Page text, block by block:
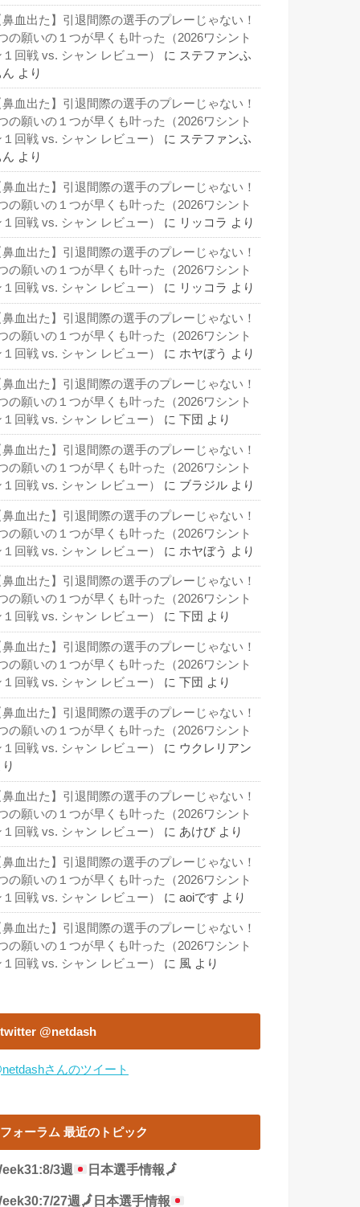
鼻血出た】引退間際の選手のプレーじゃない！
の願いの１つが早くも叶った（2026ワシント
１回戦 vs. シャン レビュー）
に ステファンふ
ん より
鼻血出た】引退間際の選手のプレーじゃない！
の願いの１つが早くも叶った（2026ワシント
１回戦 vs. シャン レビュー）
に ステファンふ
ん より
鼻血出た】引退間際の選手のプレーじゃない！
の願いの１つが早くも叶った（2026ワシント
１回戦 vs. シャン レビュー）
に リッコラ より
鼻血出た】引退間際の選手のプレーじゃない！
の願いの１つが早くも叶った（2026ワシント
１回戦 vs. シャン レビュー）
に リッコラ より
鼻血出た】引退間際の選手のプレーじゃない！
の願いの１つが早くも叶った（2026ワシント
１回戦 vs. シャン レビュー）
に ホヤぼう より
鼻血出た】引退間際の選手のプレーじゃない！
の願いの１つが早くも叶った（2026ワシント
１回戦 vs. シャン レビュー）
に 下団 より
鼻血出た】引退間際の選手のプレーじゃない！
の願いの１つが早くも叶った（2026ワシント
１回戦 vs. シャン レビュー）
に ブラジル より
鼻血出た】引退間際の選手のプレーじゃない！
の願いの１つが早くも叶った（2026ワシント
１回戦 vs. シャン レビュー）
に ホヤぼう より
鼻血出た】引退間際の選手のプレーじゃない！
の願いの１つが早くも叶った（2026ワシント
１回戦 vs. シャン レビュー）
に 下団 より
鼻血出た】引退間際の選手のプレーじゃない！
の願いの１つが早くも叶った（2026ワシント
１回戦 vs. シャン レビュー）
に 下団 より
鼻血出た】引退間際の選手のプレーじゃない！
の願いの１つが早くも叶った（2026ワシント
１回戦 vs. シャン レビュー）
に ウクレリアン
鼻血出た】引退間際の選手のプレーじゃない！
の願いの１つが早くも叶った（2026ワシント
１回戦 vs. シャン レビュー）
に あけび より
鼻血出た】引退間際の選手のプレーじゃない！
の願いの１つが早くも叶った（2026ワシント
１回戦 vs. シャン レビュー）
に aoiです より
鼻血出た】引退間際の選手のプレーじゃない！
の願いの１つが早くも叶った（2026ワシント
１回戦 vs. シャン レビュー）
に 風 より
twitter @netdash
さんのツイート
フォーラム 最近のトピック
3週 日本選手情報🗾
27週🗾 日本選手情報